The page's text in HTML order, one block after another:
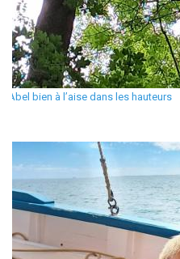
Abel bien à l’aise dans les hauteurs